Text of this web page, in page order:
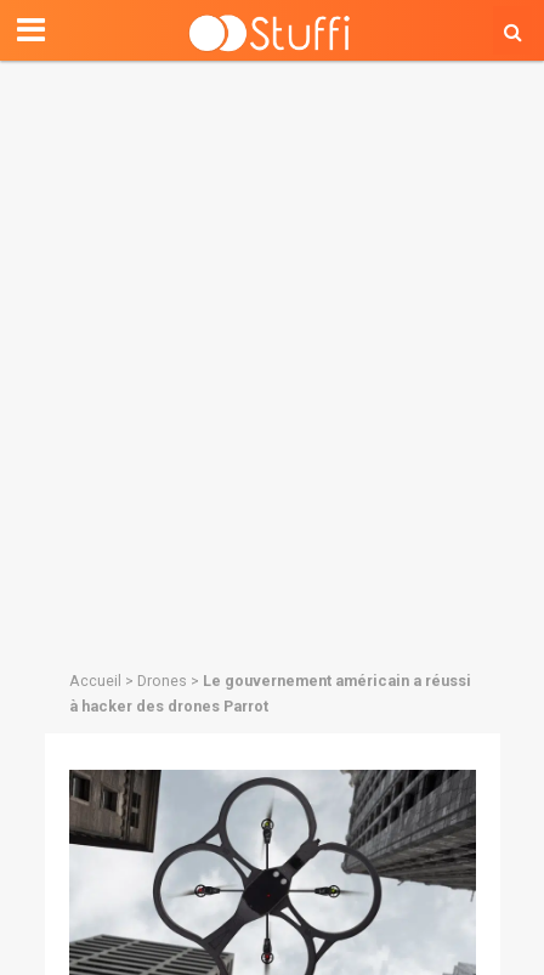
Accueil > Drones > Le gouvernement américain a réussi
à hacker des drones Parrot